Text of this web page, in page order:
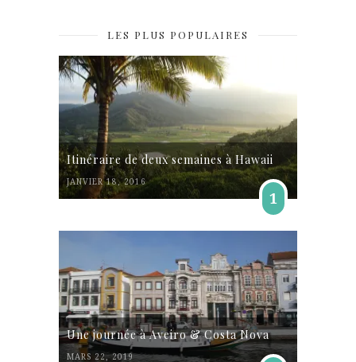
LES PLUS POPULAIRES
Itinéraire de deux semaines à Hawaii
JANVIER 18, 2016
1
Une journée à Aveiro & Costa Nova
MARS 22, 2019